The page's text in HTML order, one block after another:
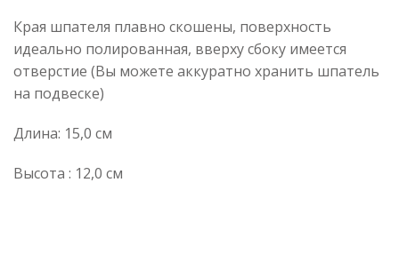
Края шпателя плавно скошены, поверхность
идеально полированная, вверху сбоку имеется
отверстие (Вы можете аккуратно хранить шпатель
на подвеске)
Длина: 15,0 см
Высота : 12,0 см